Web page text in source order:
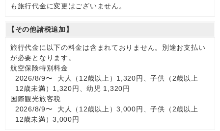
も旅行代金に変更はございません。
【その他諸税追加】
旅行代金に以下の料金は含まれておりません。別途お支払い
が必要となります。
航空保険特別料金
2026/8/9〜 大人（12歳以上）1,320円、子供（2歳以上
12歳未満）1,320円、幼児 1,320円
国際観光旅客税
2026/8/9〜 大人（12歳以上）3,000円、子供（2歳以上
12歳未満）3,000円